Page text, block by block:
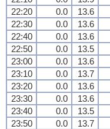
22:20
0.0 13.6
22:30
0.0 13.6
22:40
0.0 13.6
22:50
0.0 13.5
23:00
0.0 13.6
23:10
0.0 13.7
23:20
0.0 13.6
23:30
0.0 13.6
23:40
0.0 13.5
23:50
0.0 13.7